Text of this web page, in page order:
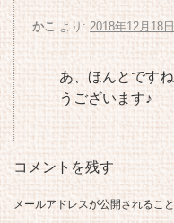
かこ より: 2018年12月18
あ、ほんとです
うございます♪
コメントを残す
メールアドレスが公開されるこ